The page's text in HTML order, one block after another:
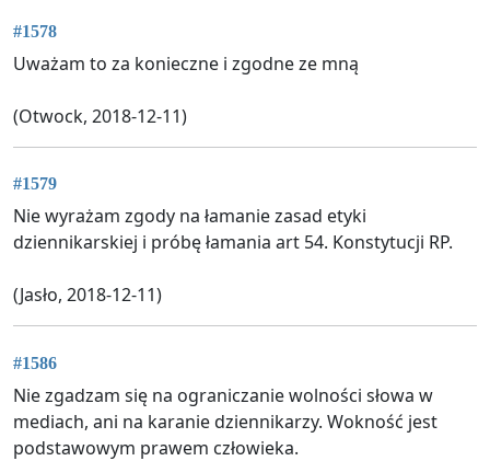
#1578
Uważam to za konieczne i zgodne ze mną
(Otwock, 2018-12-11)
#1579
Nie wyrażam zgody na łamanie zasad etyki
dziennikarskiej i próbę łamania art 54. Konstytucji RP.
(Jasło, 2018-12-11)
#1586
Nie zgadzam się na ograniczanie wolności słowa w
mediach, ani na karanie dziennikarzy. Wokność jest
podstawowym prawem człowieka.